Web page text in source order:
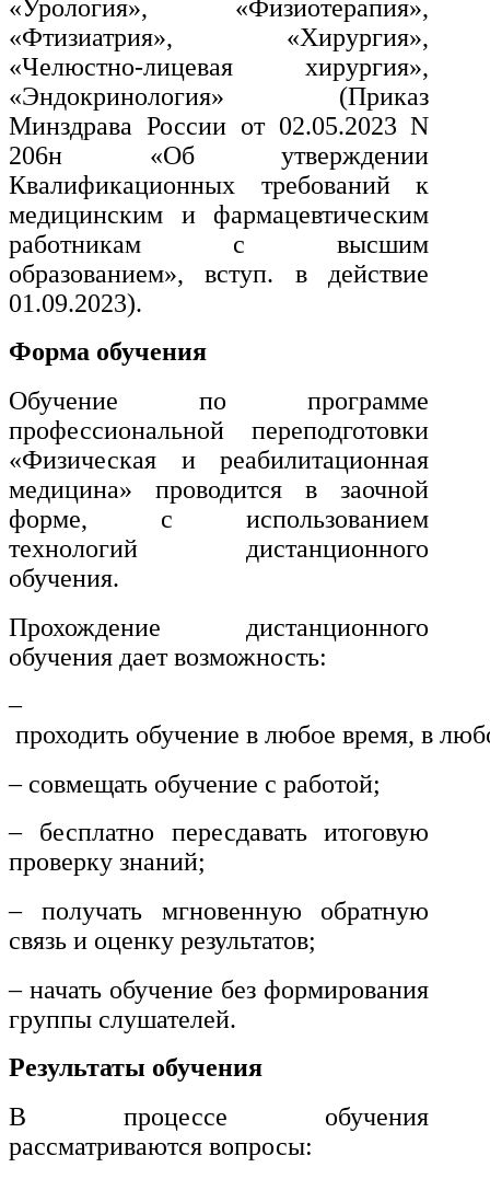
«Урология», «Физиотерапия»,
«Фтизиатрия», «Хирургия»,
«Челюстно-лицевая хирургия»,
«Эндокринология» (Приказ
Минздрава России от 02.05.2023 N
206н «Об утверждении
Квалификационных требований к
медицинским и фармацевтическим
работникам с высшим
образованием», вступ. в действие
01.09.2023).
Форма обучения
Обучение по программе
профессиональной переподготовки
«Физическая и реабилитационная
медицина» проводится в заочной
форме, с использованием
технологий дистанционного
обучения.
Прохождение дистанционного
обучения дает возможность:
–
проходить обучение в любое время, в
– совмещать обучение с работой;
– бесплатно пересдавать итоговую
проверку знаний;
– получать мгновенную обратную
связь и оценку результатов;
– начать обучение без формирования
группы слушателей.
Результаты обучения
В процессе обучения
рассматриваются вопросы: